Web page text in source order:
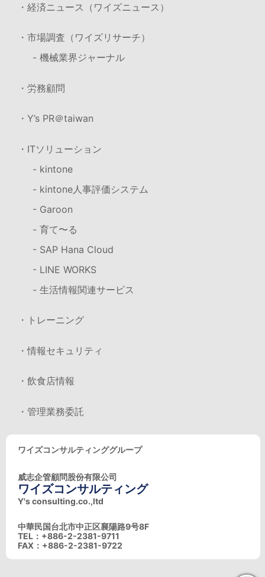
・経済ニュース（ワイズニュース）
・市場調査（ワイズリサーチ）
- 機械業界ジャーナル
・労務顧問
・Y’s PR＠taiwan
・ITソリューション
- kintone
- kintone人事評価システム
- Garoon
- 育て〜る
- SAP Hana Cloud
- LINE WORKS
- 生活情報関連サービス
・トレーニング
・情報セキュリティ
・飲食店情報
・管理業務委託
ワイズコンサルティンググループ
威志企管顧問股份有限公司
ワイズコンサルティング
Y's consulting.co.,ltd
中華民国台北市中正区襄陽路9号8F
TEL：+886-2-2381-9711
FAX：+886-2-2381-9722